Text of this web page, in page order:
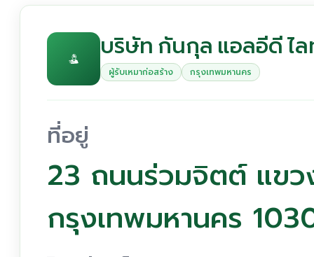
บริษัท กันกุล แอลอีดี ไ
ผู้รับเหมาก่อสร้าง กรุงเทพมหานคร
ที่อยู่
23 ถนนร่วมจิตต์ แข
กรุงเทพมหานคร